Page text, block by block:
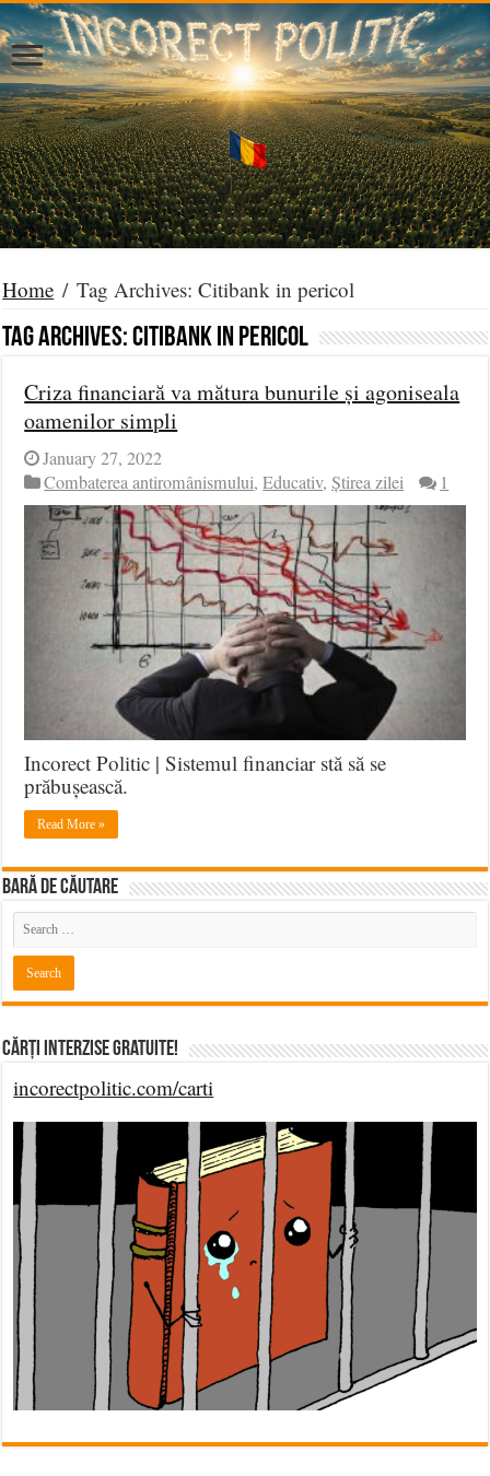
Home / Tag Archives: Citibank in pericol
Tag Archives:Citibank in pericol
Criza financiară va mătura bunurile și agoniseala
oamenilor simpli
January 27, 2022
Combaterea antiromânismului,Educativ,Știrea zilei 1
Incorect Politic | Sistemul financiar stă să se
prăbușească.
Read More »
BARĂ DE CĂUTARE
Cărți Interzise Gratuite!
incorectpolitic.com/carti